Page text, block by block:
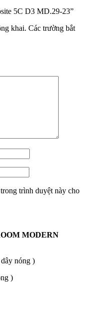
5C D3 MD.29-23”
khai. Các trường bắt
trình duyệt này cho
MODERN
nóng )
)